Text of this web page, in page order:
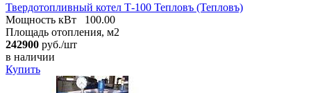
Твердотопливный котел Т-100 Тепловъ (Тепловъ)
Мощность кВт
100.00
Площадь отопления, м2
242900 руб./шт
в наличии
Купить